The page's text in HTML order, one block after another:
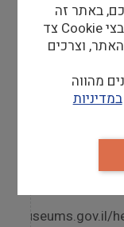
museums.gov.il/
באתר זה
נעשה שימוש בקבצי Cookie וכן בקבצי Cookie צד
וצרכים
מהווה
במדיניות